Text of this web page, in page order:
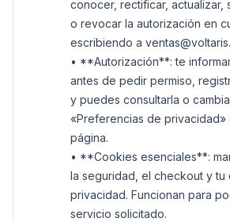
conocer, rectificar, actualizar,
o revocar la autorización en
escribiendo a
• **Autorización**: te
antes de pedir permiso,
y puedes consultarla o
«Preferencias de privacidad»
página.
• **Cookies esenciales**:
la seguridad, el checkout y tu
privacidad. Funcionan para
servicio solicitado.